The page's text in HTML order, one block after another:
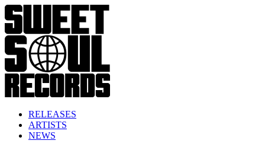
RELEASES
ARTISTS
NEWS